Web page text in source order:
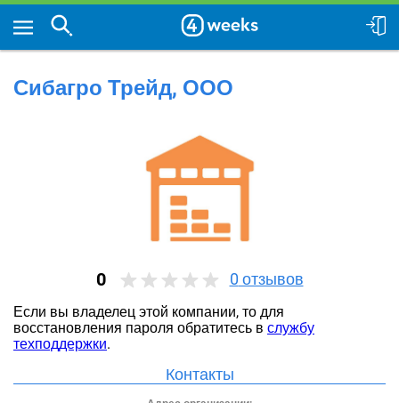
Сибагро Трейд, ООО
0 0 отзывов
Если вы владелец этой компании, то для
восстановления пароля обратитесь в службу
техподдержки.
Контакты